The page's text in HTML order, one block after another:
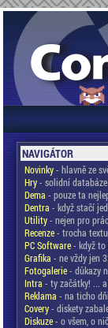
NAVIGÁTOR
Novinky- hlavně ze
Hry- solidní databáze
Dema - pouze ta
Dentra - když stačí
Utility- nejen pro
Recenze- trocha textu
PC Software- když to
Grafika - ne vždy jen
Fotogalerie- důkazy
Intra - ty začátky! ...
Reklama - na ticho
Covery- diskety
Diskuze- o všem, o